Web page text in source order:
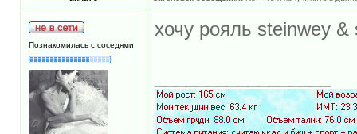
Познакомилась с соседями
хочу рояль steinwey &